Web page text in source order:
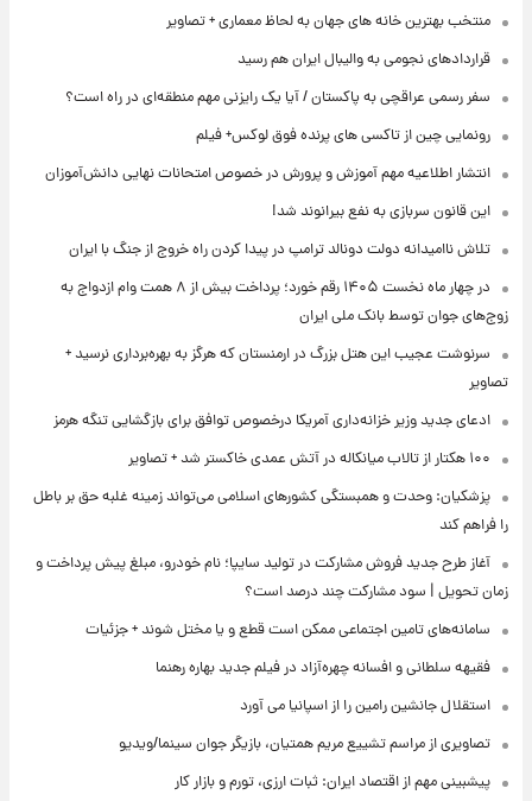
منتخب بهترین خانه های جهان به لحاظ معماری + تصاویر
قراردادهای نجومی به والیبال ایران هم رسید
سفر رسمی عراقچی به پاکستان / آیا یک رایزنی مهم منطقه‌ای در راه است؟
رونمایی چین از تاکسی های پرنده فوق لوکس+ فیلم
انتشار اطلاعیه مهم آموزش و پرورش در خصوص امتحانات نهایی دانش‌آموزان
این قانون سربازی به نفع بیرانوند شد!
تلاش ناامیدانه‌ دولت دونالد ترامپ در پیدا کردن راه خروج از جنگ با ایران
در چهار ماه نخست ۱۴۰۵ رقم خورد؛ پرداخت بیش از ۸ همت وام ازدواج به
زوج‌های جوان توسط بانک ملی ایران
سرنوشت عجیب این هتل بزرگ در ارمنستان که هرگز به بهره‌برداری نرسید +
تصاویر
ادعای جدید وزیر خزانه‌داری آمریکا درخصوص توافق برای بازگشایی تنگه هرمز
۱۰۰ هکتار از تالاب میانکاله در آتش عمدی خاکستر شد + تصاویر
پزشکیان: وحدت و همبستگی کشورهای اسلامی می‌تواند زمینه غلبه حق بر باطل
را فراهم کند
آغاز طرح جدید فروش مشارکت در تولید سایپا؛ نام خودرو، مبلغ پیش پرداخت و
زمان تحویل | سود مشارکت چند درصد است؟
سامانه‌های تامین اجتماعی ممکن است قطع و یا مختل شوند + جزئیات
فقیهه سلطانی و افسانه چهره‌آزاد در فیلم جدید بهاره رهنما
استقلال جانشین رامین را از اسپانیا می آورد
تصاویری از مراسم تشییع مریم همتیان، بازیگر جوان سینما/ویدیو
پیشبینی مهم از اقتصاد ایران: ثبات ارزی، تورم و بازار کار